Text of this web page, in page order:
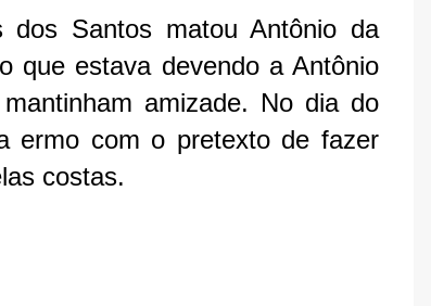
dos Santos matou Antônio da
que estava devendo a Antônio
amizade. No dia do
ermo com o pretexto de fazer
costas.